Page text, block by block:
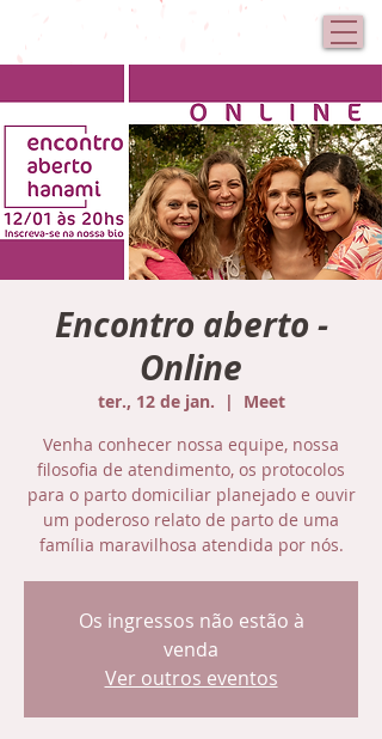
Encontro aberto -
Online
ter., 12 de jan.
  |
Meet
Venha conhecer nossa equipe, nossa
filosofia de atendimento, os protocolos
para o parto domiciliar planejado e ouvir
um poderoso relato de parto de uma
família maravilhosa atendida por nós.
Os ingressos não estão à
venda
Ver outros eventos